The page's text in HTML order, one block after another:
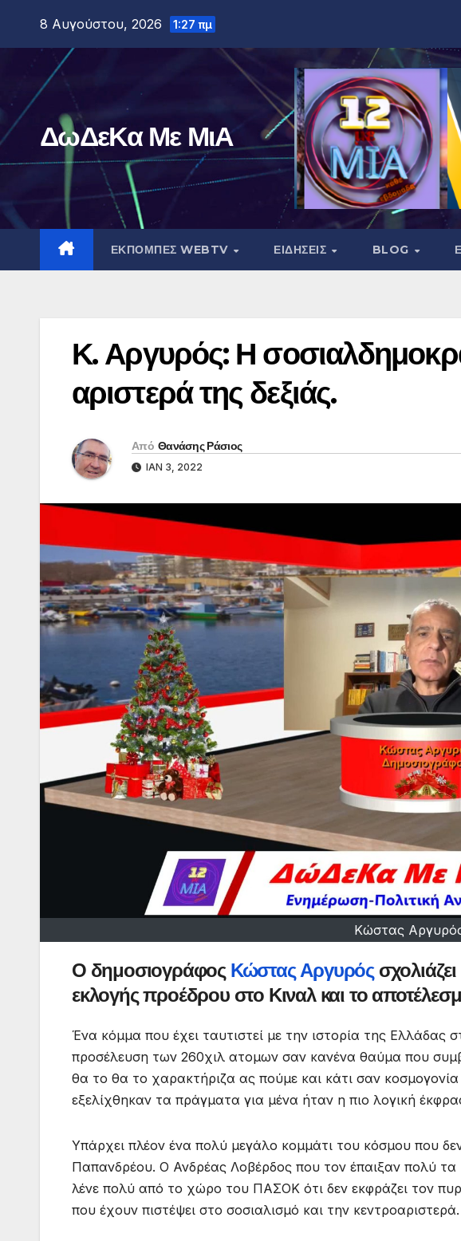
περιεχόμενο
8 Αυγούστου, 2026 1:27 πμ
ΔωΔεΚα Με ΜιΑ
ΕΚΠΟΜΠΕΣ WEBTV ΕΙΔΗΣΕΙΣ BLOG
Κ. Αργυρός: Η
αριστερά της δεξιάς.
Από Θανάσης Ράσιος
ΙΑΝ 3, 2022
Κώστας
Ο δημοσιογράφος Κώστας Αργυρόςσχολιάζει
εκλογής προέδρου στο Κιναλ και το
Ένα κόμμα που έχει ταυτιστεί με την ιστορία της Ελλάδας
προσέλευση των 260χιλ ατομων σαν κανένα θαύμα που
θα το θα το χαρακτήριζα ας πούμε και κάτι σαν κοσμογονία
εξελίχθηκαν τα πράγματα για μένα ήταν η πιο λογική
Υπάρχει πλέον ένα πολύ μεγάλο κομμάτι του κόσμου που
Παπανδρέου. Ο Ανδρέας Λοβέρδος που τον έπαιξαν πολύ
λένε πολύ από το χώρο του ΠΑΣΟΚ ότι δεν εκφράζει τον
που έχουν πιστέψει στο σοσιαλισμό και την κεντροαριστερά.